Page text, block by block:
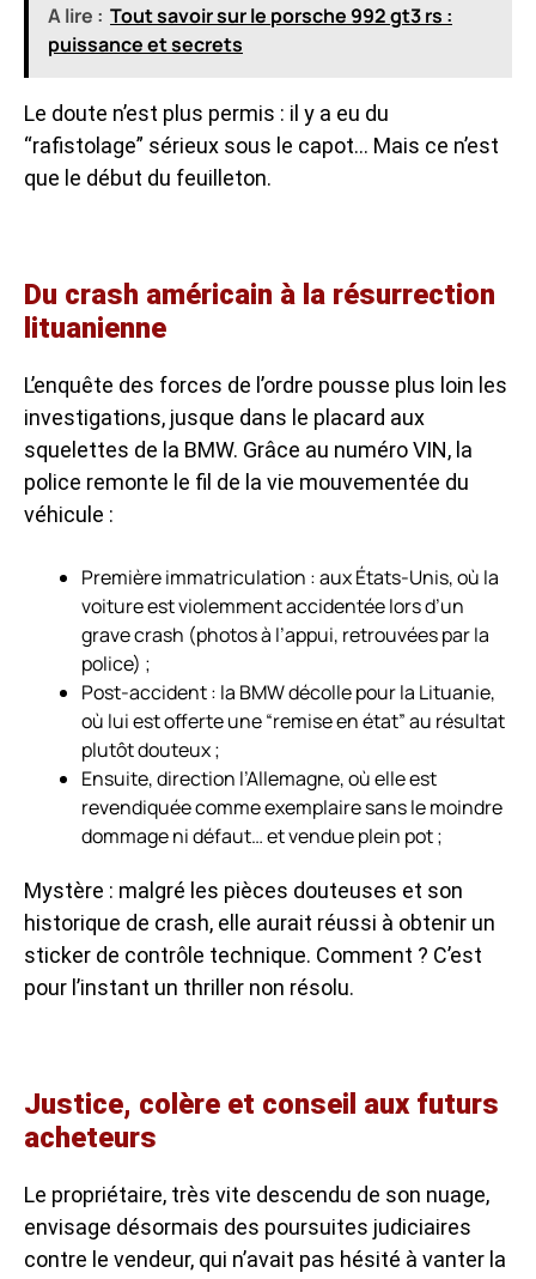
A lire : Tout savoir sur le porsche 992 gt3 rs :
puissance et secrets
Le doute n’est plus permis : il y a eu du
“rafistolage” sérieux sous le capot… Mais ce n’est
que le début du feuilleton.
Du crash américain à la résurrection
lituanienne
L’enquête des forces de l’ordre pousse plus loin les
investigations, jusque dans le placard aux
squelettes de la BMW. Grâce au numéro VIN, la
police remonte le fil de la vie mouvementée du
véhicule :
Première immatriculation : aux États-Unis, où la
voiture est violemment accidentée lors d’un
grave crash (photos à l’appui, retrouvées par la
police) ;
Post-accident : la BMW décolle pour la Lituanie,
où lui est offerte une “remise en état” au résultat
plutôt douteux ;
Ensuite, direction l’Allemagne, où elle est
revendiquée comme exemplaire sans le moindre
dommage ni défaut… et vendue plein pot ;
Mystère : malgré les pièces douteuses et son
historique de crash, elle aurait réussi à obtenir un
sticker de contrôle technique. Comment ? C’est
pour l’instant un thriller non résolu.
Justice, colère et conseil aux futurs
acheteurs
Le propriétaire, très vite descendu de son nuage,
envisage désormais des poursuites judiciaires
contre le vendeur, qui n’avait pas hésité à vanter la